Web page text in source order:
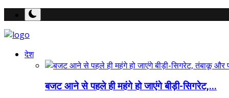
देश
बजट आने से पहले ही महंगे हो जाएंगे बीड़ी-सिगरेट,...